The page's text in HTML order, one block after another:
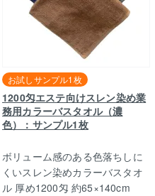
1200匁エステ向けスレン染め業
務用カラーバスタオル（濃
色）：サンプル1枚
お試しサンプル1枚
ボリューム感のある色落ちしに
くいスレン染めカラーバスタオ
ル 厚め1200匁 約65×140cm